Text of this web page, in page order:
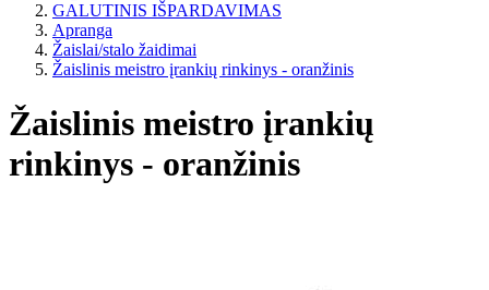
GALUTINIS IŠPARDAVIMAS
Apranga
Žaislai/stalo žaidimai
Žaislinis meistro įrankių rinkinys - oranžinis
Žaislinis meistro įrankių
rinkinys - oranžinis